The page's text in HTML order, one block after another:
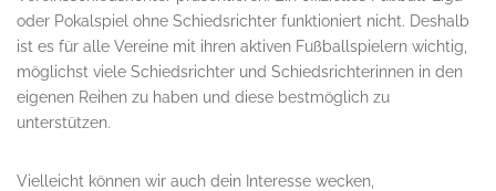
oder Pokalspiel ohne Schiedsrichter funktioniert nicht. Deshalb
ist es für alle Vereine mit ihren aktiven Fußballspielern wichtig,
möglichst viele Schiedsrichter und Schiedsrichterinnen in den
eigenen Reihen zu haben und diese bestmöglich zu
unterstützen.
Vielleicht können wir auch dein Interesse wecken,